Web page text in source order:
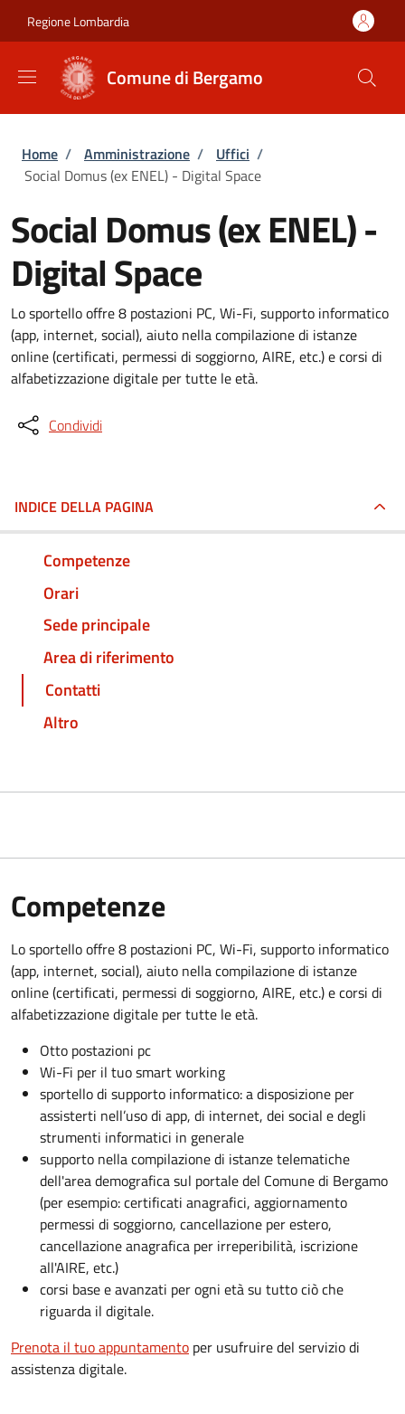
Regione Lombardia
Comune di Bergamo
Briciole di pane
Home / Amministrazione / Uffici /
Social Domus (ex ENEL) - Digital Space
Social Domus (ex ENEL) -
Digital Space
Lo sportello offre 8 postazioni PC, Wi-Fi, supporto informatico
(app, internet, social), aiuto nella compilazione di istanze
online (certificati, permessi di soggiorno, AIRE, etc.) e corsi di
alfabetizzazione digitale per tutte le età.
Condividi
INDICE DELLA PAGINA
Competenze
Orari
Sede principale
Area di riferimento
Contatti
Altro
Competenze
Lo sportello offre 8 postazioni PC, Wi-Fi, supporto informatico
(app, internet, social), aiuto nella compilazione di istanze
online (certificati, permessi di soggiorno, AIRE, etc.) e corsi di
alfabetizzazione digitale per tutte le età.
Otto postazioni pc
Wi-Fi per il tuo smart working
sportello di supporto informatico: a disposizione per
assisterti nell’uso di app, di internet, dei social e degli
strumenti informatici in generale
supporto nella compilazione di istanze telematiche
dell'area demografica sul portale del Comune di Bergamo
(per esempio: certificati anagrafici, aggiornamento
permessi di soggiorno, cancellazione per estero,
cancellazione anagrafica per irreperibilità, iscrizione
all'AIRE, etc.)
corsi base e avanzati per ogni età su tutto ciò che
riguarda il digitale.
Prenota il tuo appuntamento per usufruire del servizio di
assistenza digitale.